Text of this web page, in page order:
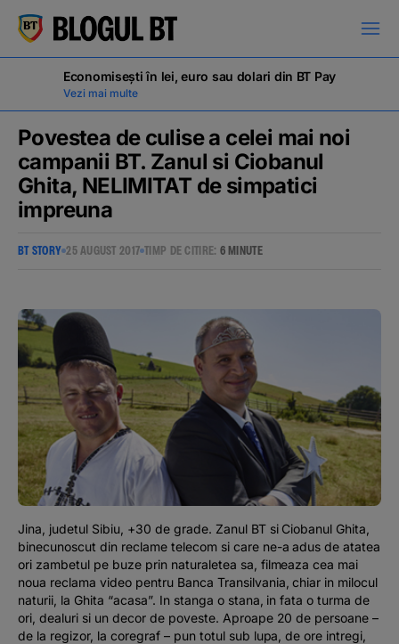
кириллица
Campanii
Educație financiară
Evenimente
Podcast
The MacRO Zone
Pentru antreprenori
Banking, pe relaxare
Economisești în lei, euro sau dolari din BT Pay
Vezi mai multe
Povestea de culise a celei mai noi
campanii BT. Zanul si Ciobanul
Ghita, NELIMITAT de simpatici
impreuna
BT STORY 25 AUGUST 2017 TIMP DE CITIRE: 6 MINUTE
Jina, judetul Sibiu, +30 de grade. Zanul BT si Ciobanul Ghita,
binecunoscut din reclame telecom si care ne-a adus de atatea
ori zambetul pe buze prin naturaletea sa, filmeaza cea mai
noua reclama video pentru Banca Transilvania, chiar in milocul
naturii, la Ghita “acasa”. In stanga o stana, in fata o turma de
ori, dealuri si un decor de poveste. Aproape 20 de persoane –
de la regizor, la coregraf – pun totul sub lupa, de ore intregi,